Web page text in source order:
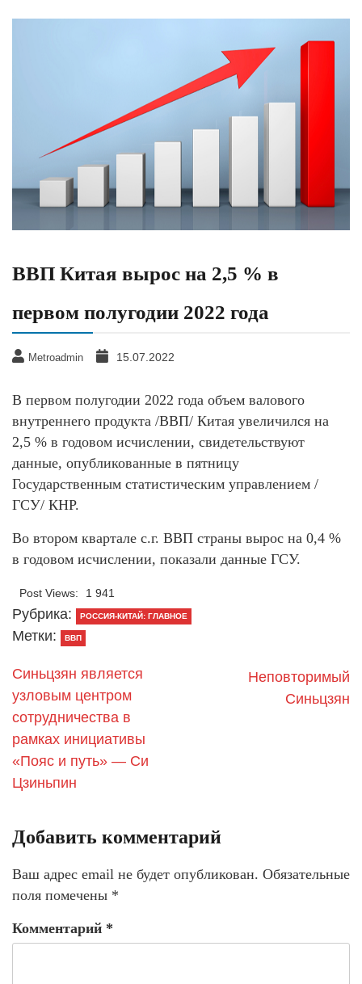
​ВВП Китая вырос на 2,5 % в
первом полугодии 2022 года
Metroadmin 15.07.2022
В первом полугодии 2022 года объем валового
внутреннего продукта /ВВП/ Китая увеличился на
2,5 % в годовом исчислении, свидетельствуют
данные, опубликованные в пятницу
Государственным статистическим управлением /
ГСУ/ КНР.
Во втором квартале с.г. ВВП страны вырос на 0,4 %
в годовом исчислении, показали данные ГСУ.
Post Views: 1 941
Рубрика: РОССИЯ-КИТАЙ: ГЛАВНОЕ
Метки: ВВП
Синьцзян является
узловым центром
сотрудничества в
рамках инициативы
«Пояс и путь» — Си
Цзиньпин
Неповторимый
Синьцзян
Добавить комментарий
Ваш адрес email не будет опубликован. Обязательные
поля помечены *
Комментарий *